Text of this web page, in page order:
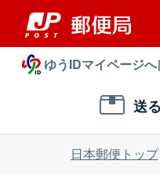
ゆうIDマイページへ
送る
日本郵便トップ